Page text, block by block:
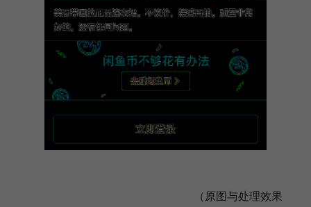
（原图与处理效果